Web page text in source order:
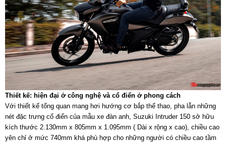
Thiết kế: hiện đại ở công nghệ và cổ điển ở phong cách
Với thiết kế tổng quan mang hơi hướng cơ bắp thể thao, pha lẫn những
nét đặc trưng cổ điển của mẫu xe đàn anh, Suzuki Intruder 150 sở hữu
kích thước 2.130mm x 805mm x 1.095mm ( Dài x rộng x cao), chiều cao
yên chỉ ở mức 740mm khá phù hợp cho những người có chiều cao tầm